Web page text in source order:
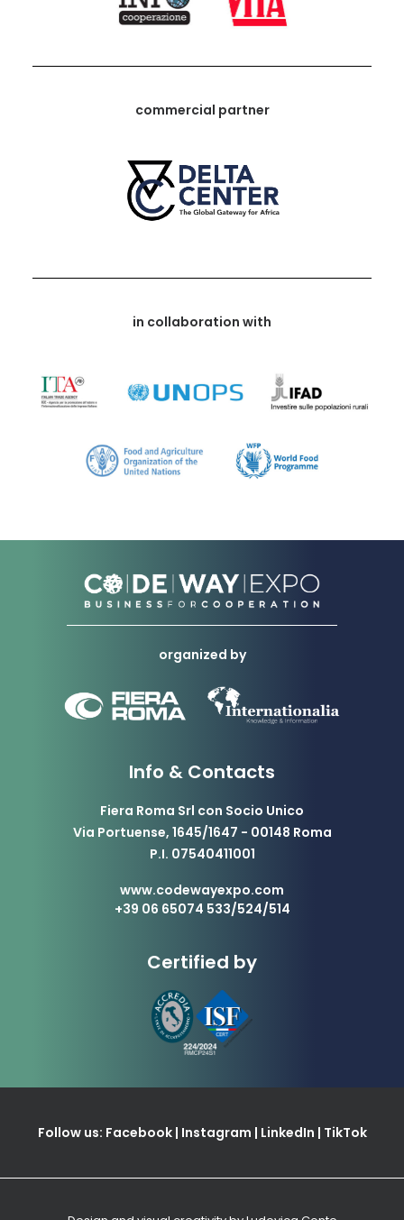
commercial partner
in collaboration with
organized by
Info & Contacts
Fiera Roma Srl con Socio Unico
Via Portuense, 1645/1647 - 00148 Roma
P.I. 07540411001
www.codewayexpo.com
+39 06 65074 533/524/514
Certified by
Follow us: Facebook| Instagram | LinkedIn | TikTok